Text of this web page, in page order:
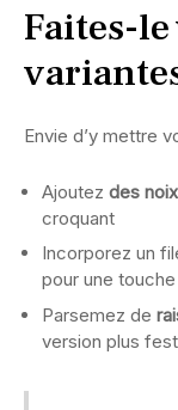
Faites-
Envie d’y mettre
Ajoutez des
croquant
Incorporez un
pour une
Parsemez de
version plus